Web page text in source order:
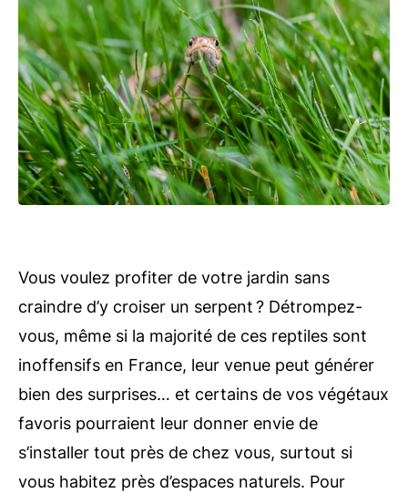
Vous voulez profiter de votre jardin sans
craindre d’y croiser un serpent ? Détrompez-
vous, même si la majorité de ces reptiles sont
inoffensifs en France, leur venue peut générer
bien des surprises… et certains de vos végétaux
favoris pourraient leur donner envie de
s’installer tout près de chez vous, surtout si
vous habitez près d’espaces naturels. Pour